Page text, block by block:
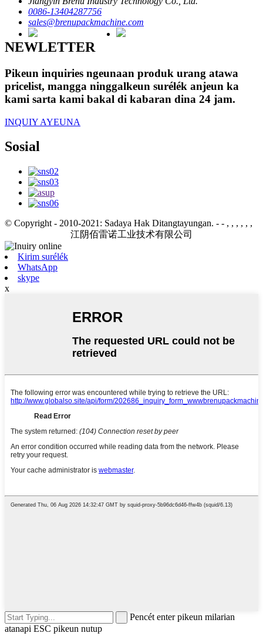
0086-13404287756
sales@brenupackmachine.com
NEWLETTER
Pikeun inquiries ngeunaan produk urang atawa
pricelist, mangga ninggalkeun surélék anjeun ka
kami sarta kami bakal di kabaran dina 24 jam.
INQUIY AYEUNA
Sosial
© Copyright - 2010-2021: Sadaya Hak Ditangtayungan. - - , , , , , ,
江阴佰雷诺工业技术有限公司
Kirim surélék
WhatsApp
skype
x
Pencét enter pikeun milarian
atanapi ESC pikeun nutup